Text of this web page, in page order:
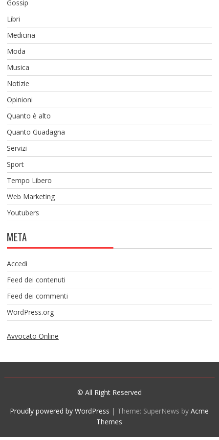
Gossip
Libri
Medicina
Moda
Musica
Notizie
Opinioni
Quanto è alto
Quanto Guadagna
Servizi
Sport
Tempo Libero
Web Marketing
Youtubers
META
Accedi
Feed dei contenuti
Feed dei commenti
WordPress.org
Avvocato Online
© All Right Reserved
Proudly powered by WordPress | Theme: SuperNews byAcme
Themes